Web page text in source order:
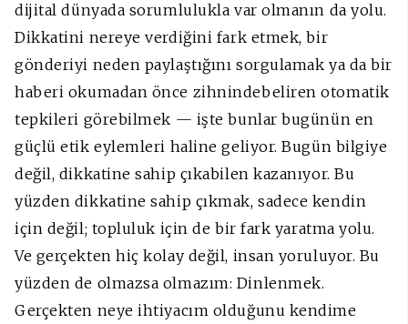
dijital dünyada sorumlulukla var olmanın da yolu.
Dikkatini nereye verdiğini fark etmek, bir
gönderiyi neden paylaştığını sorgulamak ya da bir
haberi okumadan önce zihnindebeliren otomatik
tepkileri görebilmek — işte bunlar bugünün en
güçlü etik eylemleri haline geliyor. Bugün bilgiye
değil, dikkatine sahip çıkabilen kazanıyor. Bu
yüzden dikkatine sahip çıkmak, sadece kendin
için değil; topluluk için de bir fark yaratma yolu.
Ve gerçekten hiç kolay değil, insan yoruluyor. Bu
yüzden de olmazsa olmazım: Dinlenmek.
Gerçekten neye ihtiyacım olduğunu kendime